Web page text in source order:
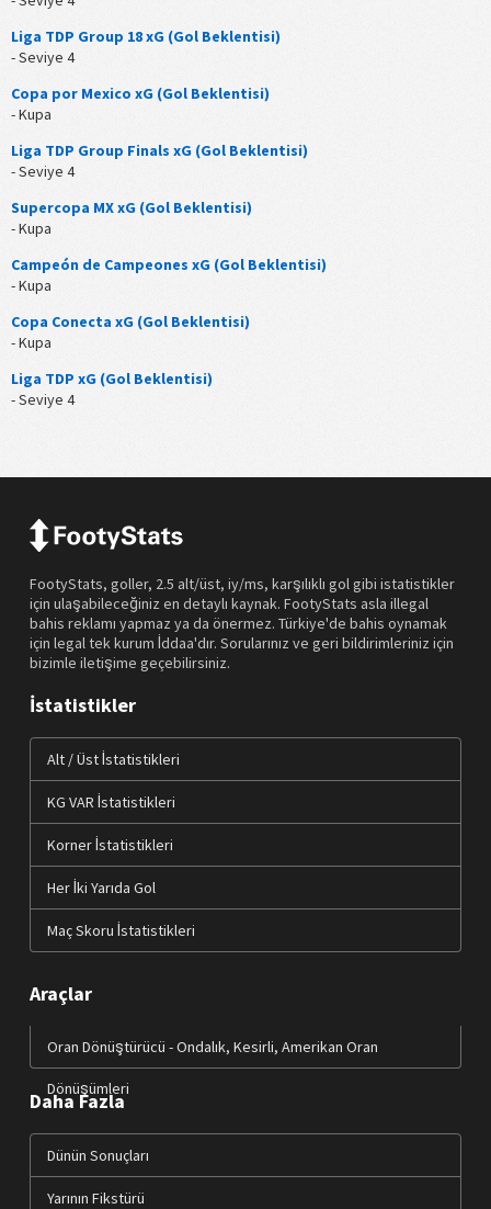
Liga TDP Group 18 xG (Gol Beklentisi)
- Seviye 4
Copa por Mexico xG (Gol Beklentisi)
- Kupa
Liga TDP Group Finals xG (Gol Beklentisi)
- Seviye 4
Supercopa MX xG (Gol Beklentisi)
- Kupa
Campeón de Campeones xG (Gol Beklentisi)
- Kupa
Copa Conecta xG (Gol Beklentisi)
- Kupa
Liga TDP xG (Gol Beklentisi)
- Seviye 4
FootyStats, goller, 2.5 alt/üst, iy/ms, karşılıklı gol gibi istatistikler
için ulaşabileceğiniz en detaylı kaynak. FootyStats asla illegal
bahis reklamı yapmaz ya da önermez. Türkiye'de bahis oynamak
için legal tek kurum İddaa'dır. Sorularınız ve geri bildirimleriniz için
bizimle iletişime geçebilirsiniz.
İstatistikler
Alt / Üst İstatistikleri
KG VAR İstatistikleri
Korner İstatistikleri
Her İki Yarıda Gol
Maç Skoru İstatistikleri
Araçlar
Oran Dönüştürücü - Ondalık, Kesirli, Amerikan Oran
Dönüşümleri
Daha Fazla
Dünün Sonuçları
Yarının Fikstürü